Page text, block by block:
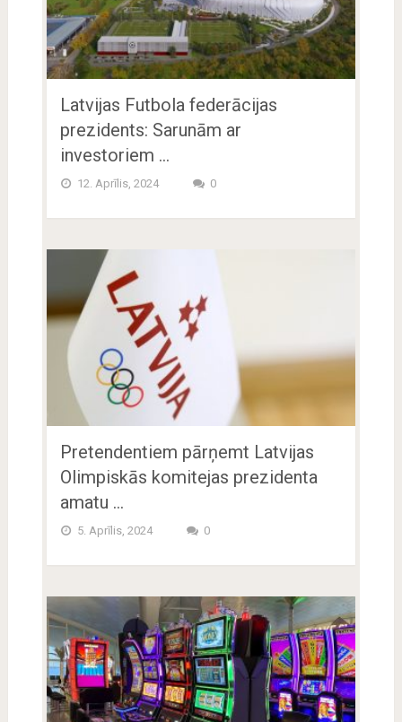
Latvijas Futbola federācijas
prezidents: Sarunām ar
investoriem …
12. Aprīlis, 2024 0
Pretendentiem pārņemt Latvijas
Olimpiskās komitejas prezidenta
amatu …
5. Aprīlis, 2024 0